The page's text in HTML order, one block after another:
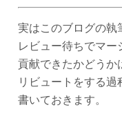
実はこのブログの執
レビュー待ちでマー
貢献できたかどうか
リビュートをする
書いておきます。